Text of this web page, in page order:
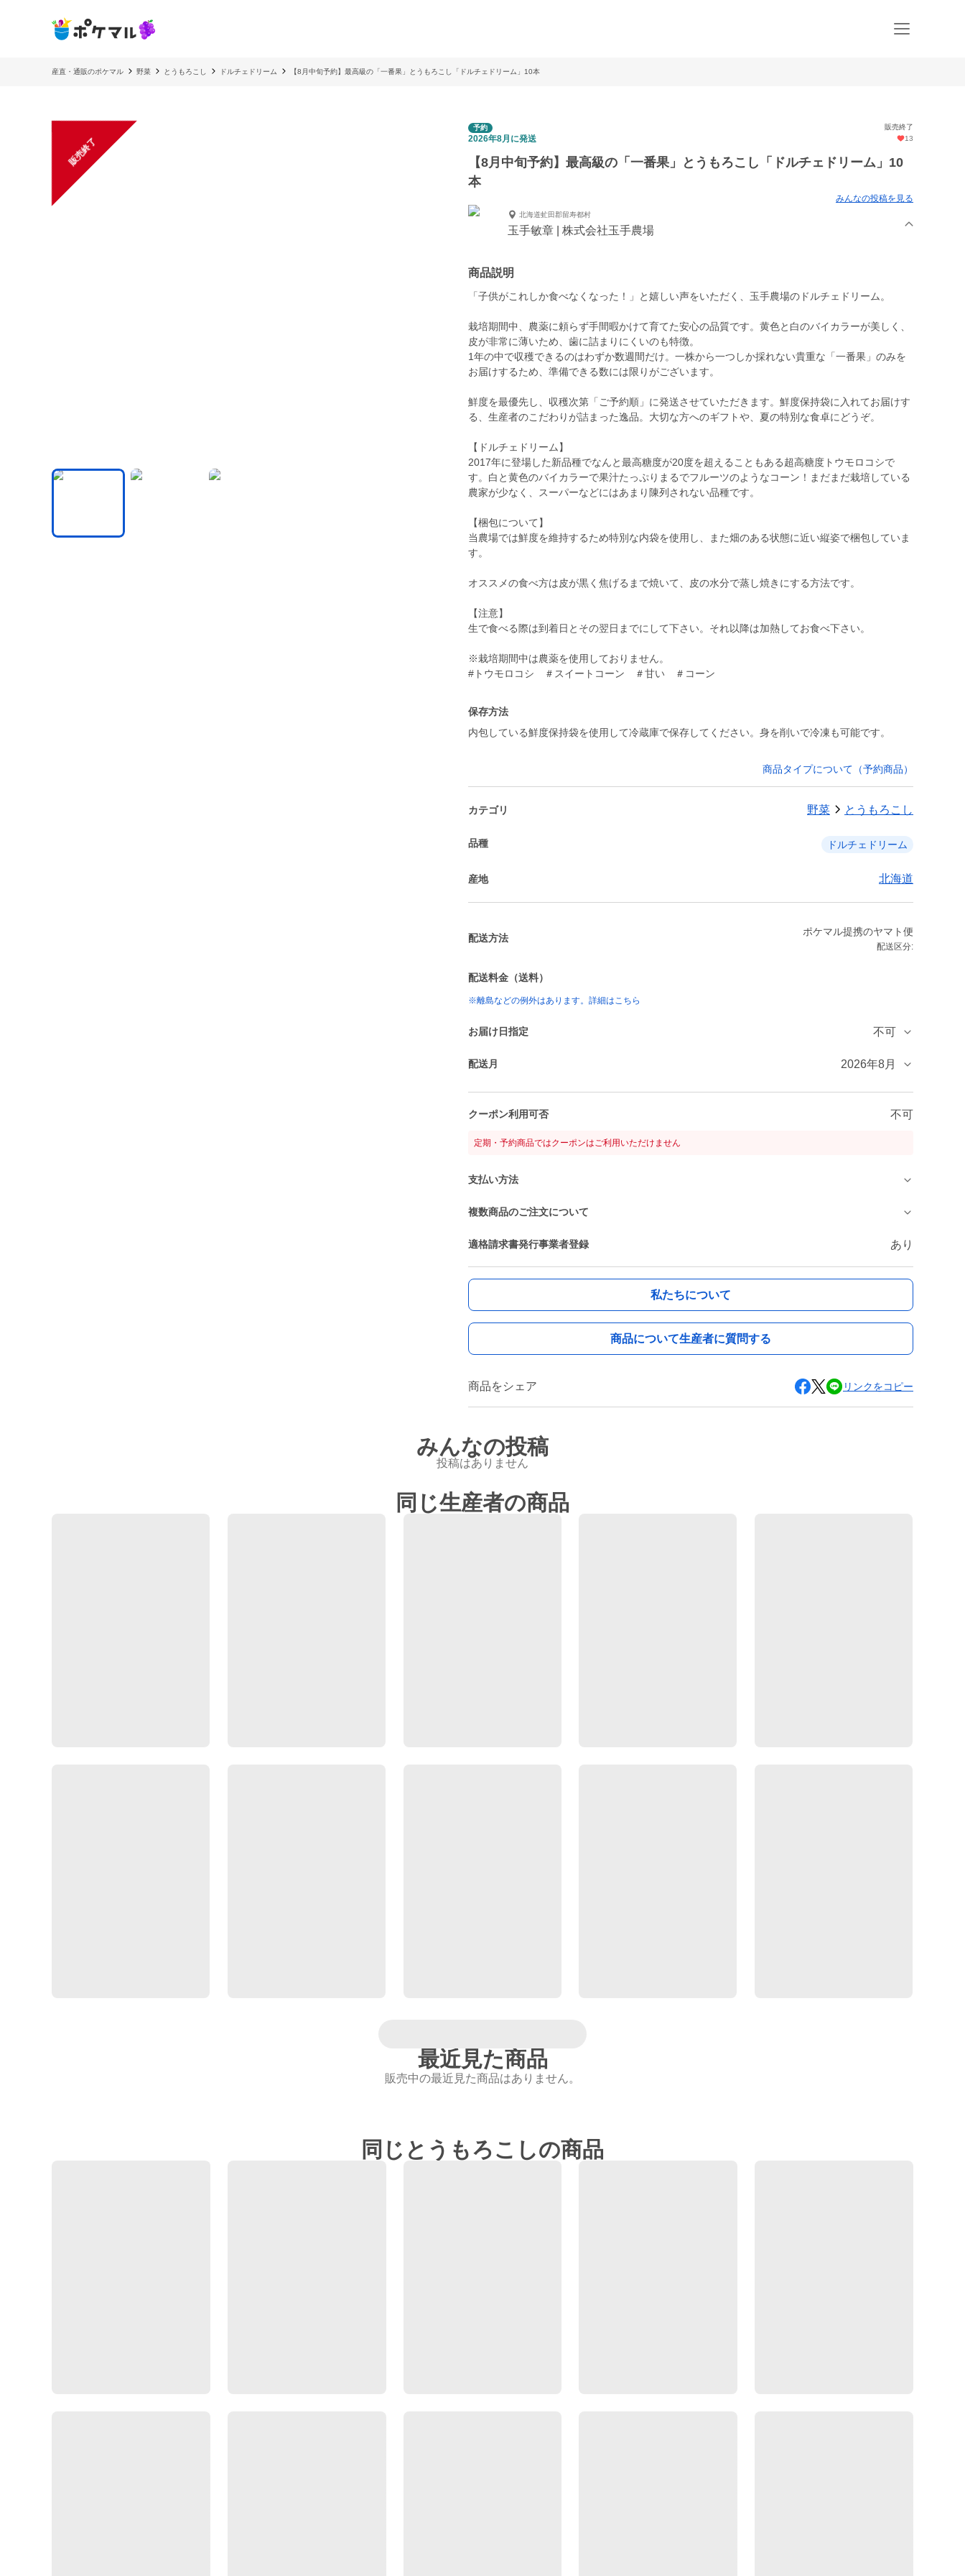
産直・通販のポケマル 野菜 とうもろこし ドルチェドリーム 【8月中旬予約】最高級の「一番果」とうもろこし「ドルチェドリーム」10本
販売終了
予約 販売終了
2026年8月に発送 13
【8月中旬予約】最高級の「一番果」とうもろこし「ドルチェドリーム」10
本
みんなの投稿を見る
北海道虻田郡留寿都村
玉手敏章 | 株式会社玉手農場
商品説明
「子供がこれしか食べなくなった！」と嬉しい声をいただく、玉手農場のドルチェドリーム。
栽培期間中、農薬に頼らず手間暇かけて育てた安心の品質です。黄色と白のバイカラーが美しく、
皮が非常に薄いため、歯に詰まりにくいのも特徴。
1年の中で収穫できるのはわずか数週間だけ。一株から一つしか採れない貴重な「一番果」のみを
お届けするため、準備できる数には限りがございます。
鮮度を最優先し、収穫次第「ご予約順」に発送させていただきます。鮮度保持袋に入れてお届けす
る、生産者のこだわりが詰まった逸品。大切な方へのギフトや、夏の特別な食卓にどうぞ。
【ドルチェドリーム】
2017年に登場した新品種でなんと最高糖度が20度を超えることもある超高糖度トウモロコシで
す。白と黄色のバイカラーで果汁たっぷりまるでフルーツのようなコーン！まだまだ栽培している
農家が少なく、スーパーなどにはあまり陳列されない品種です。
【梱包について】
当農場では鮮度を維持するため特別な内袋を使用し、また畑のある状態に近い縦姿で梱包していま
す。
オススメの食べ方は皮が黒く焦げるまで焼いて、皮の水分で蒸し焼きにする方法です。
【注意】
生で食べる際は到着日とその翌日までにして下さい。それ以降は加熱してお食べ下さい。
※栽培期間中は農薬を使用しておりません。
保存方法
内包している鮮度保持袋を使用して冷蔵庫で保存してください。身を削いで冷凍も可能です。
商品タイプについて（予約商品）
カテゴリ 野菜 とうもろこし
品種 ドルチェドリーム
産地 北海道
配送方法
ポケマル提携のヤマト便
配送区分:
配送料金（送料）
※離島などの例外はあります。詳細はこちら
お届け日指定 不可
配送月 2026年8月
クーポン利用可否 不可
定期・予約商品ではクーポンはご利用いただけません
支払い方法
複数商品のご注文について
適格請求書発行事業者登録 あり
私たちについて
商品について生産者に質問する
商品をシェア リンクをコピー
みんなの投稿
投稿はありません
同じ生産者の商品
最近見た商品
販売中の最近見た商品はありません。
同じとうもろこしの商品